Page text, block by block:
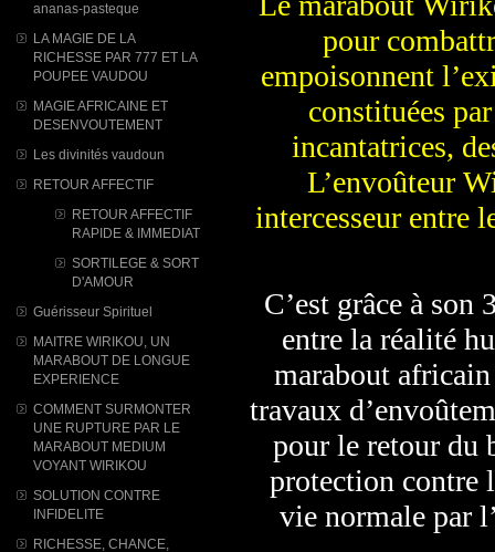
ananas-pasteque
LA MAGIE DE LA
RICHESSE PAR 777 ET LA
POUPEE VAUDOU
MAGIE AFRICAINE ET
DESENVOUTEMENT
Les divinités vaudoun
RETOUR AFFECTIF
RETOUR AFFECTIF
RAPIDE & IMMEDIAT
SORTILEGE & SORT
D'AMOUR
Guérisseur Spirituel
MAITRE WIRIKOU, UN
MARABOUT DE LONGUE
EXPERIENCE
COMMENT SURMONTER
UNE RUPTURE PAR LE
MARABOUT MEDIUM
VOYANT WIRIKOU
SOLUTION CONTRE
INFIDELITE
RICHESSE, CHANCE,
pour
empoisonnent
constituées
incantatrices,
L’envoûteur
intercesseur entre
C’est grâce à son
entre la réalité
marabout
travaux
pour le retour du
protection contre
vie normale par